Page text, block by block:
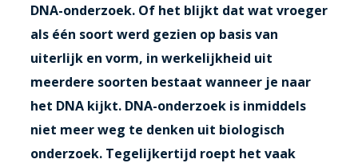
DNA-onderzoek. Of het blijkt dat wat vroeger
als één soort werd gezien op basis van
uiterlijk en vorm, in werkelijkheid uit
meerdere soorten bestaat wanneer je naar
het DNA kijkt. DNA-onderzoek is inmiddels
niet meer weg te denken uit biologisch
onderzoek. Tegelijkertijd roept het vaak